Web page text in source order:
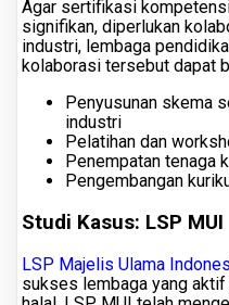
Agar sertifikasi
signifikan, diperlukan
industri, lembaga
kolaborasi tersebut dapat
Penyusunan skema
industri
Pelatihan dan
Penempatan tenaga
Pengembangan
Studi Kasus: LSP MUI
LSP Majelis Ulama
sukses lembaga yang